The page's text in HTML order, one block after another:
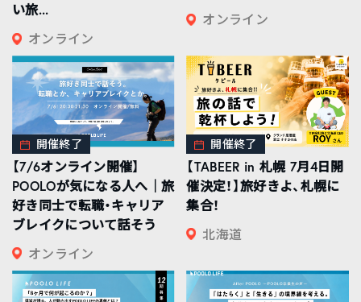
い旅...
オンライン
オンライン
開催終了
【7/6オンライン開催】
POOLOが気になる人へ｜旅
好き同士で転職・キャリア
ブレイクについて話そう
オンライン
開催終了
【TABEER in 札幌 7月4日開
催決定！】旅好きよ、札幌に
集合！
北海道